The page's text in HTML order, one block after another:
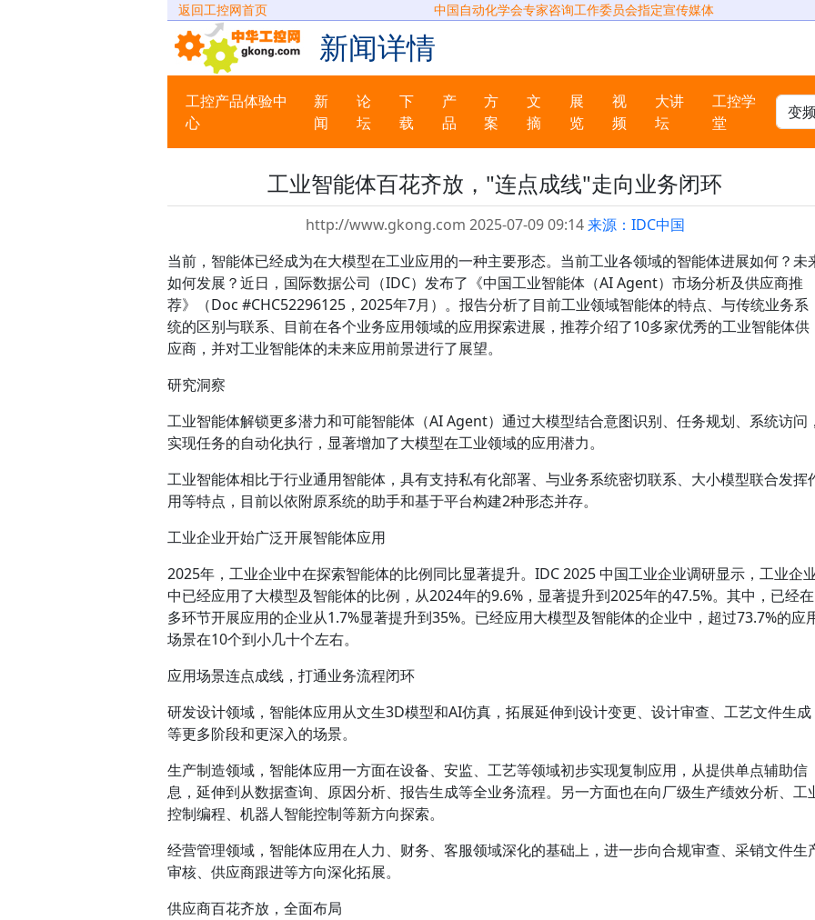
返回工控网首页 中国自动化学会专家咨询工作委员会指定宣传媒体
新闻详情
工控产品体验中
心
新
闻
论
坛
下
载
产
品
方
案
文
摘
展
览
视
频
大讲
坛
工控学
堂
工业智能体百花齐放，"连点成线"走向业务闭环
http://www.gkong.com 2025-07-09 09:14来源：IDC中国
当前，智能体已经成为在大模型在工业应用的一种主要形态。当前工业各领域的智能体进展如何？未
如何发展？近日，国际数据公司（IDC）发布了《中国工业智能体（AI Agent）市场分析及供应商推
荐》（Doc #CHC52296125，2025年7月）。报告分析了目前工业领域智能体的特点、与传统业务系
统的区别与联系、目前在各个业务应用领域的应用探索进展，推荐介绍了10多家优秀的工业智能体供
应商，并对工业智能体的未来应用前景进行了展望。
研究洞察
工业智能体解锁更多潜力和可能智能体（AI Agent）通过大模型结合意图识别、任务规划、系统访问
实现任务的自动化执行，显著增加了大模型在工业领域的应用潜力。
工业智能体相比于行业通用智能体，具有支持私有化部署、与业务系统密切联系、大小模型联合发挥
用等特点，目前以依附原系统的助手和基于平台构建2种形态并存。
工业企业开始广泛开展智能体应用
2025年，工业企业中在探索智能体的比例同比显著提升。IDC 2025 中国工业企业调研显示，工业企
中已经应用了大模型及智能体的比例，从2024年的9.6%，显著提升到2025年的47.5%。其中，已经在
多环节开展应用的企业从1.7%显著提升到35%。已经应用大模型及智能体的企业中，超过73.7%的应
场景在10个到小几十个左右。
应用场景连点成线，打通业务流程闭环
研发设计领域，智能体应用从文生3D模型和AI仿真，拓展延伸到设计变更、设计审查、工艺文件生成
等更多阶段和更深入的场景。
生产制造领域，智能体应用一方面在设备、安监、工艺等领域初步实现复制应用，从提供单点辅助信
息，延伸到从数据查询、原因分析、报告生成等全业务流程。另一方面也在向厂级生产绩效分析、工
控制编程、机器人智能控制等新方向探索。
经营管理领域，智能体应用在人力、财务、客服领域深化的基础上，进一步向合规审查、采销文件生
审核、供应商跟进等方向深化拓展。
供应商百花齐放，全面布局